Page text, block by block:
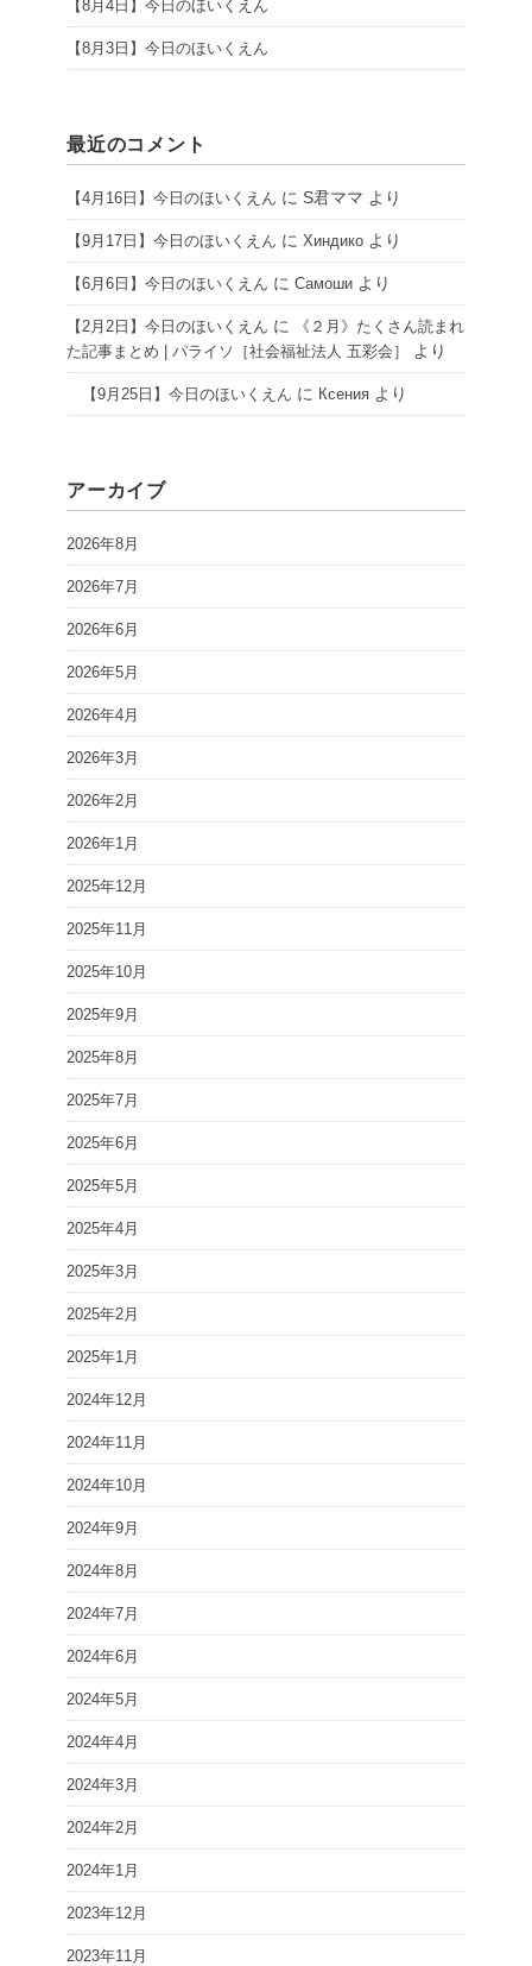
【8月4日】今日のほいくえん
【8月3日】今日のほいくえん
最近のコメント
【4月16日】今日のほいくえん に S君ママ より
【9月17日】今日のほいくえん に Хиндико より
【6月6日】今日のほいくえん に Самоши より
【2月2日】今日のほいくえん に
《２月》たくさん読まれ
た記事まとめ | パライソ［社会福祉法人 五彩会］
より
【9月25日】今日のほいくえん に Ксения より
アーカイブ
2026年8月
2026年7月
2026年6月
2026年5月
2026年4月
2026年3月
2026年2月
2026年1月
2025年12月
2025年11月
2025年10月
2025年9月
2025年8月
2025年7月
2025年6月
2025年5月
2025年4月
2025年3月
2025年2月
2025年1月
2024年12月
2024年11月
2024年10月
2024年9月
2024年8月
2024年7月
2024年6月
2024年5月
2024年4月
2024年3月
2024年2月
2024年1月
2023年12月
2023年11月